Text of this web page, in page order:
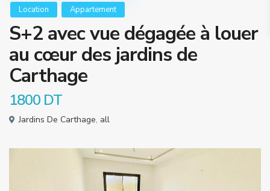
Location Appartement
S+2 avec vue dégagée à louer
au cœur des jardins de
Carthage
1800 DT
Jardins De Carthage, all